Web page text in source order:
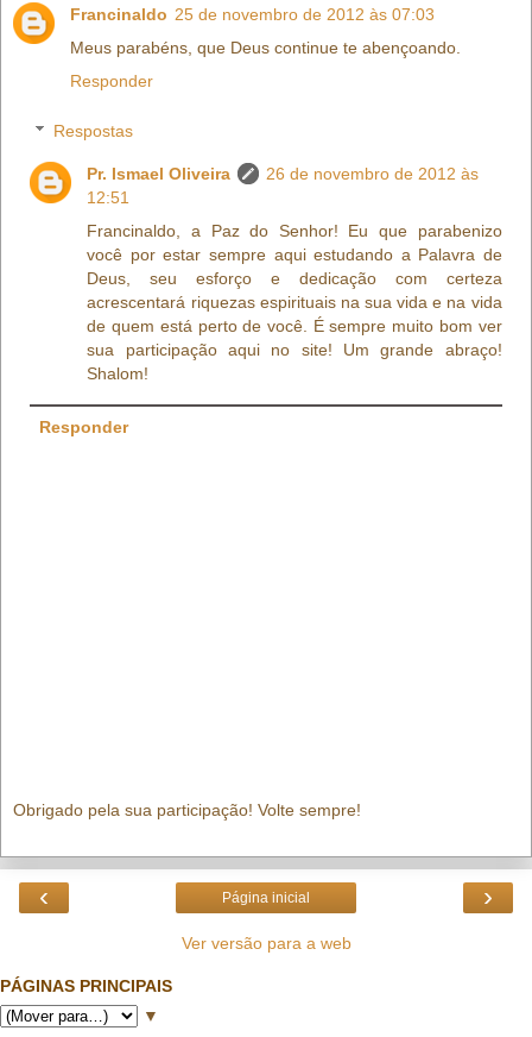
Francinaldo 25 de novembro de 2012 às 07:03
Meus parabéns, que Deus continue te abençoando.
Responder
Respostas
Pr. Ismael Oliveira
26 de novembro de 2012 às
12:51
Francinaldo, a Paz do Senhor! Eu que parabenizo
você por estar sempre aqui estudando a Palavra de
Deus, seu esforço e dedicação com certeza
acrescentará riquezas espirituais na sua vida e na vida
de quem está perto de você. É sempre muito bom ver
sua participação aqui no site! Um grande abraço!
Shalom!
Responder
Obrigado pela sua participação! Volte sempre!
‹ ›
Página inicial
Ver versão para a web
PÁGINAS PRINCIPAIS
▼